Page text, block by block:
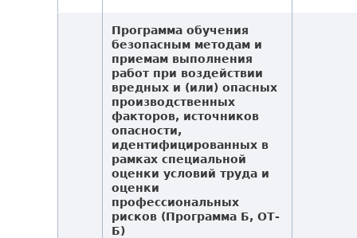
Программа обучения
безопасным методам и
приемам выполнения
работ при воздействии
вредных и (или) опасных
производственных
факторов, источников
опасности,
идентифицированных в
рамках специальной
оценки условий труда и
оценки
профессиональных
рисков (Программа Б, ОТ-
Б)